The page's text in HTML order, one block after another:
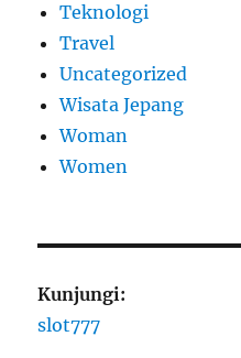
Teknologi
Travel
Uncategorized
Wisata Jepang
Woman
Women
Kunjungi:
slot777